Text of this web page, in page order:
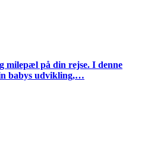
milepæl på din rejse. I denne
babys udvikling,…